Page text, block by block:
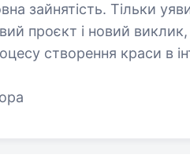
Тільки уяви команду, де кожен день — це новий простір,
проєкт і новий
створення краси в